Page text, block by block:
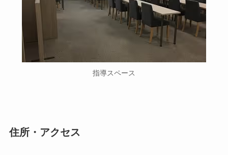
指導スペース
住所・アクセス